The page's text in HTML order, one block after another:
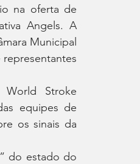
na oferta de
Angels. A
Municipal
World Stroke
equipes de
os sinais da
do estado do